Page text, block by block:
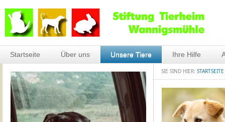
Startseite Über uns Unsere Tiere Ihre Hilfe
SIE SIND HIER: STARTSEITE